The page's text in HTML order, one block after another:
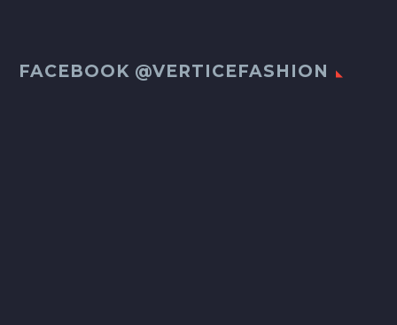
FACEBOOK @VERTICEFASHION